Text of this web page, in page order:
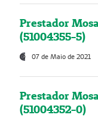
Prestador
(51004355-5)
07 de Maio de 2021
Prestador
(51004352-0)